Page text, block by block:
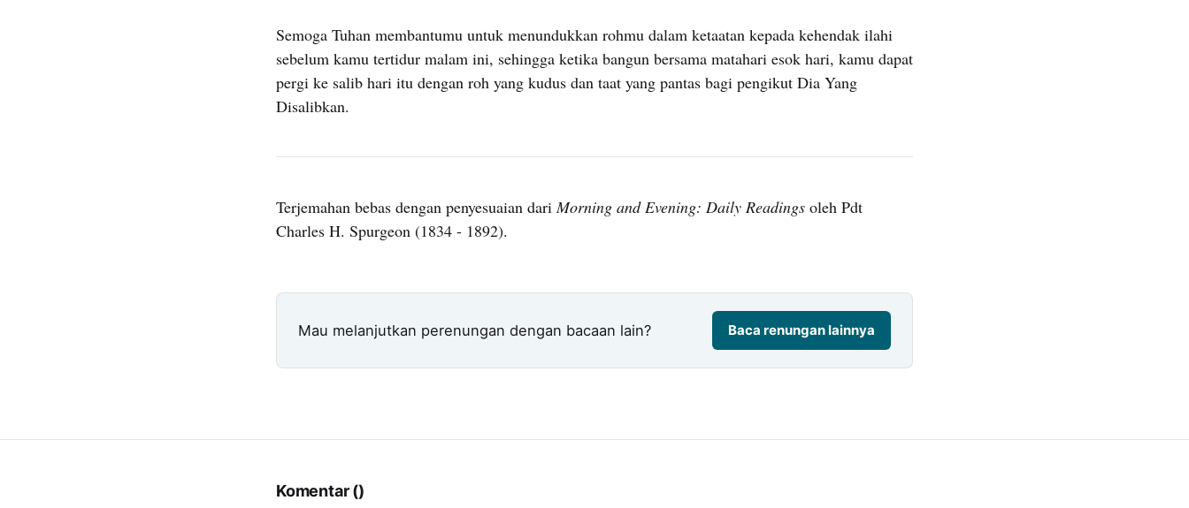
Semoga Tuhan membantumu untuk menundukkan rohmu dalam ketaatan kepada kehendak ilahi
sebelum kamu tertidur malam ini, sehingga ketika bangun bersama matahari esok hari, kamu dapat
pergi ke salib hari itu dengan roh yang kudus dan taat yang pantas bagi pengikut Dia Yang
Disalibkan.
Terjemahan bebas dengan penyesuaian dariMorning and Evening: Daily Readings oleh Pdt
Charles H. Spurgeon (1834 - 1892).
Mau melanjutkan perenungan dengan bacaan lain? Baca renungan lainnya
Komentar ()